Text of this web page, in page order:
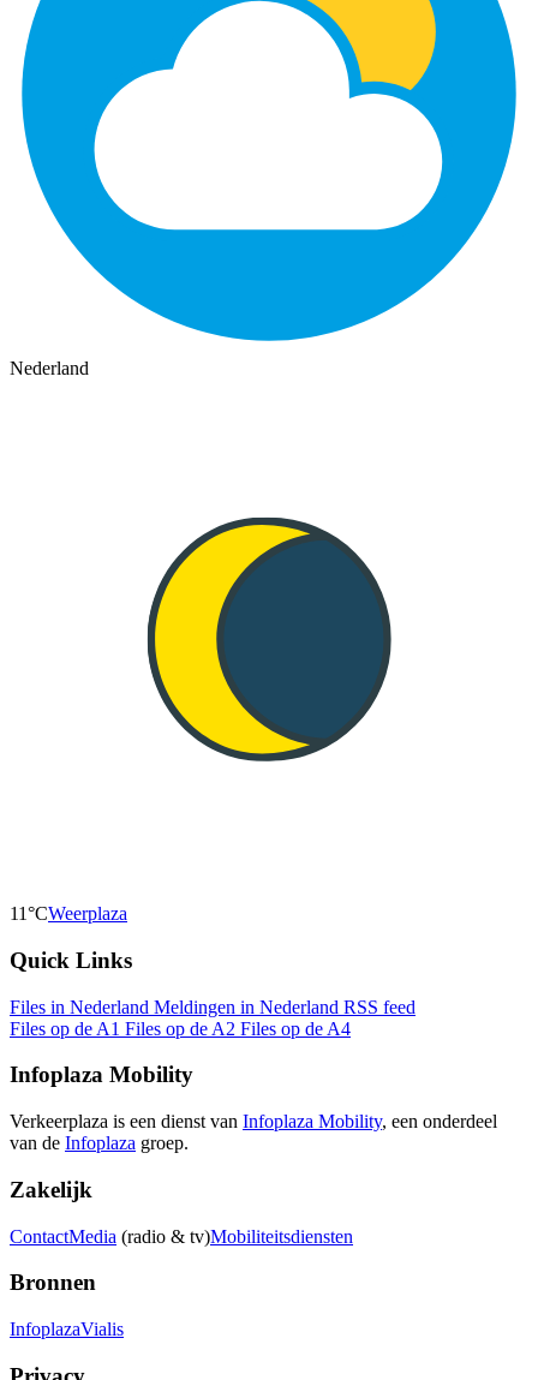
Nederland
11°CWeerplaza
Quick Links
Files in Nederland Meldingen in Nederland RSS feed
Files op de A1 Files op de A2 Files op de A4
Infoplaza Mobility
Verkeerplaza is een dienst van Infoplaza Mobility, een onderdeel
van de Infoplaza groep.
Zakelijk
ContactMedia (radio & tv)Mobiliteitsdiensten
Bronnen
InfoplazaVialis